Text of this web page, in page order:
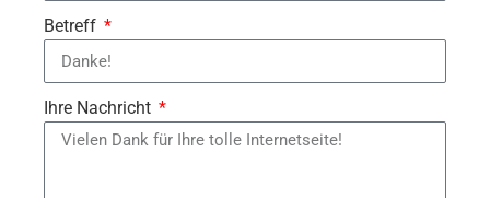
Betreff
Ihre Nachricht